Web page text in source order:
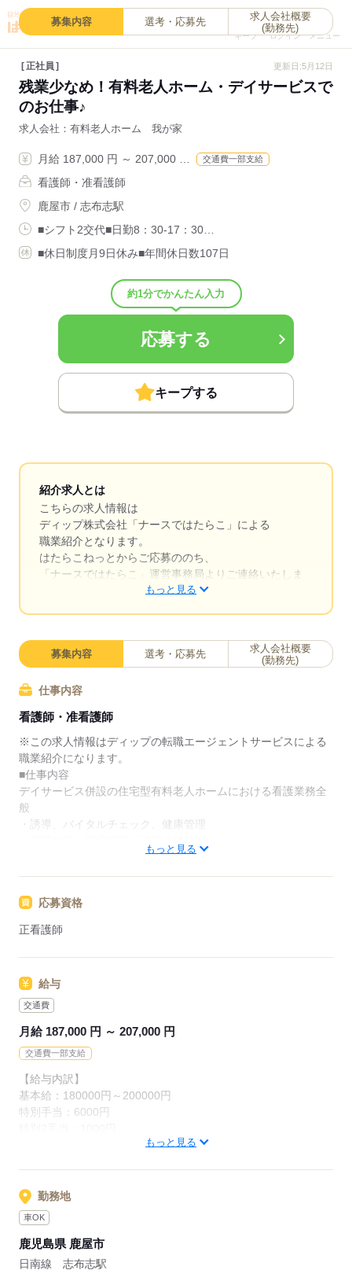
キープ
0
ログイン メニュー
募集内容 選考・応募先
求人会社概要
(勤務先)
正社員 更新日:5月12日
残業少なめ！有料老人ホーム・デイサービスで
のお仕事♪
求人会社 有料老人ホーム 我が家
月給 187,000 円 ～ 207,000 … 交通費一部支給
看護師・准看護師
鹿屋市 / 志布志駅
■シフト2交代■日勤8：30-17：30…
■休日制度月9日休み■年間休日数107日
約1分でかんたん入力
応募する
キープする
紹介求人とは
こちらの求人情報は
ディップ株式会社「ナースではたらこ」による
職業紹介となります。
はたらこねっとからご応募ののち、
「ナースではたらこ」運営事務局よりご連絡いたしま
求職中の看護師さんの転職を専任の
キャリアアドバイザーが入職まで無料でサポートいた
日本最大級の求人情報の中からぴったりな求人をご紹
介。
履歴書作成のアドバイスや面接日の調整だけでなく、
お給料、お休み、入職時期の交渉もサポートします。
費用は一切かかりません。
もっと見る
募集内容 選考・応募先
求人会社概要
(勤務先)
仕事内容
看護師・准看護師
※この求人情報はディップの転職エージェントサービスによる
職業紹介になります。
■仕事内容
デイサービス併設の住宅型有料老人ホームにおける看護業務全
般
・誘導、バイタルチェック、健康管理
・入浴、食事、排泄介助等
・送迎
なります
◎有料、デイサービスでの兼務
ルアップが可能！
・今後需要がある分野で、経験の幅を広げられます。
す
◎2交代制/残業無し
・生活リズムが安定し、プライベートも充実♪
・家事や育児とも両立しやすい環境です。
応募する
もっと見る
応募資格
正看護師
給与
交通費
月給 187,000 円 ～ 207,000 円
交通費一部支給
【給与内訳】
基本給：180000円～200000円
特別手当：6000円
※月給には上記手当を一律含みます
もっと見る
勤務地
車OK
鹿児島県 鹿屋市
日南線 志布志駅